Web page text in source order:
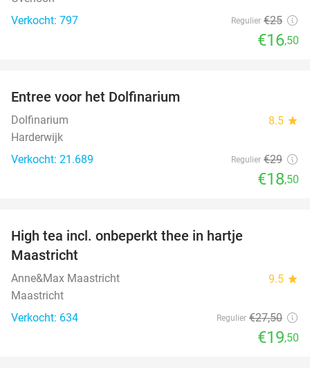
Verkocht: 797
Regulier €25
€16,50
Entree voor het Dolfinarium
Dolfinarium 8.5 star
Harderwijk
Verkocht: 21.689
Regulier €29
€18,50
High tea incl. onbeperkt thee in hartje
Maastricht
Anne&Max Maastricht 9.5 star
Maastricht
Verkocht: 634
Regulier €27,50
€19,50